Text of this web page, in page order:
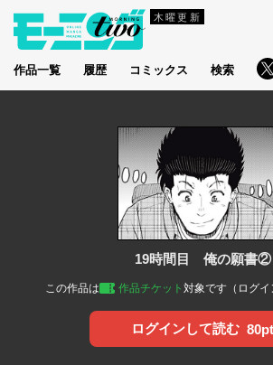
木曜更新
作品一覧 履歴 コミックス 検索
19時間目 俺の願書②
この作品は 作品チケット 対象です（ログイ
ログインして読む 80pt